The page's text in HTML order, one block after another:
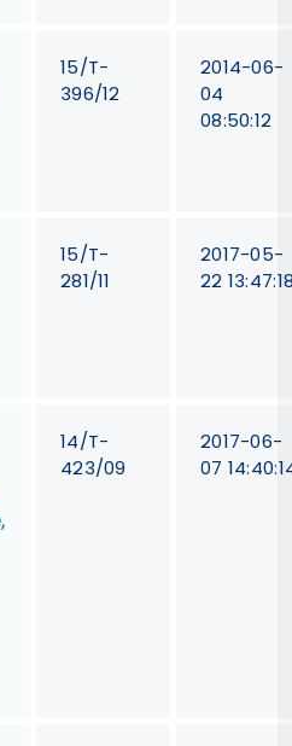
15/T-
396/12
2014-06-
04
08:50:12
15/T-
281/11
2017-05-
22
14/T-
423/09
2017-06-
07